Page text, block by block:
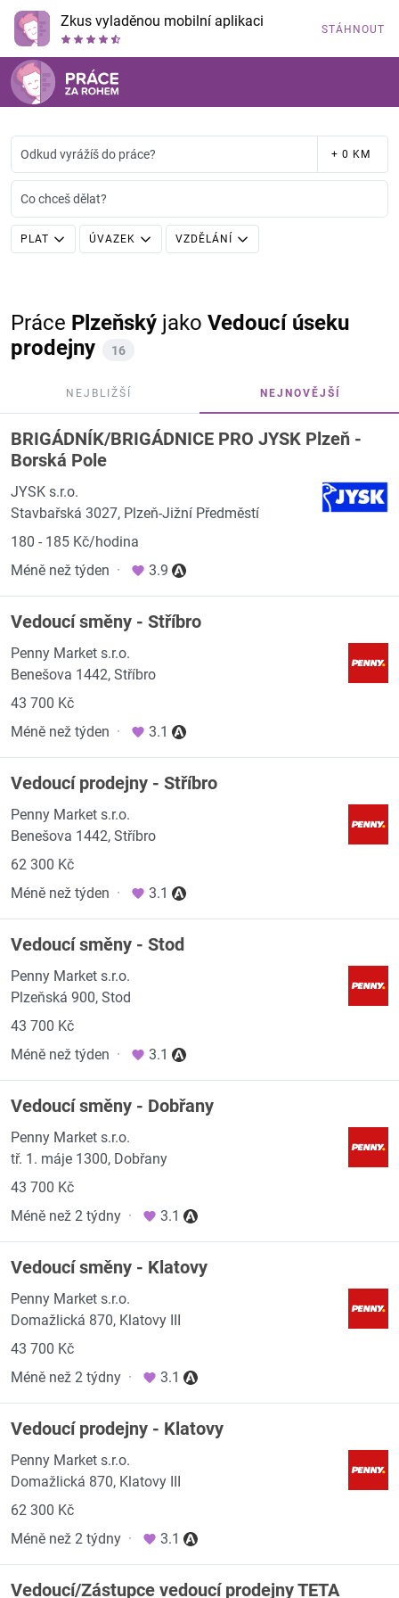
Zkus vyladěnou mobilní aplikaci STÁHNOUT
Odkud vyrážíš do práce? + 0 KM
Co chceš dělat?
PLAT ÚVAZEK VZDĚLÁNÍ
Práce Plzeňský jako Vedoucí úseku
prodejny
16
NEJBLIŽŠÍ NEJNOVĚJŠÍ
BRIGÁDNÍK/BRIGÁDNICE PRO JYSK Plzeň -
Borská Pole
JYSK s.r.o.
Stavbařská 3027, Plzeň-Jižní Předměstí
180 - 185 Kč/hodina
Méně než týden · 3.9
Vedoucí směny - Stříbro
Penny Market s.r.o.
Benešova 1442, Stříbro
43 700 Kč
Méně než týden · 3.1
Vedoucí prodejny - Stříbro
Penny Market s.r.o.
Benešova 1442, Stříbro
62 300 Kč
Méně než týden · 3.1
Vedoucí směny - Stod
Penny Market s.r.o.
Plzeňská 900, Stod
43 700 Kč
Méně než týden · 3.1
Vedoucí směny - Dobřany
Penny Market s.r.o.
tř. 1. máje 1300, Dobřany
43 700 Kč
Méně než 2 týdny · 3.1
Vedoucí směny - Klatovy
Penny Market s.r.o.
Domažlická 870, Klatovy III
43 700 Kč
Méně než 2 týdny · 3.1
Vedoucí prodejny - Klatovy
Penny Market s.r.o.
Domažlická 870, Klatovy III
62 300 Kč
Méně než 2 týdny · 3.1
Vedoucí/Zástupce vedoucí prodejny TETA